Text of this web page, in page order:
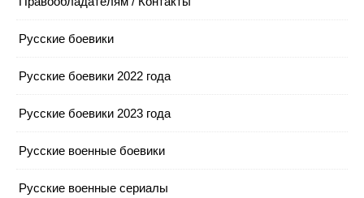
Русские боевики
Русские боевики 2022 года
Русские боевики 2023 года
Русские военные боевики
Русские военные сериалы